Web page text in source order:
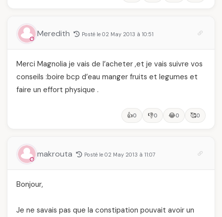
Meredith Posté le 02 May 2013 à 10:51
Merci Magnolia je vais de l’acheter ,et je vais suivre vos
conseils :boire bcp d’eau manger fruits et legumes et
faire un effort physique .
👍0 👎0 😂0 🥰0
makrouta Posté le 02 May 2013 à 11:07
Bonjour,
Je ne savais pas que la constipation pouvait avoir un